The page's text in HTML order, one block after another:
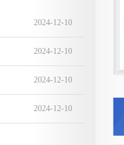
2024-12-10
2024-12-10
2024-12-10
2024-12-10